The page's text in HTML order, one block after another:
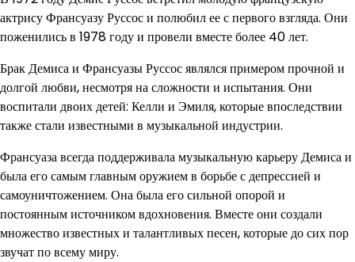
актрису Франсуазу Руссос и полюбил ее с первого взгляда. Они
поженились в 1978 году и провели вместе более 40 лет.
Брак Демиса и Франсуазы Руссос являлся примером прочной и
долгой любви, несмотря на сложности и испытания. Они
воспитали двоих детей: Келли и Эмиля, которые впоследствии
также стали известными в музыкальной индустрии.
Франсуаза всегда поддерживала музыкальную карьеру Демиса и
была его самым главным оружием в борьбе с депрессией и
самоуничтожением. Она была его сильной опорой и
постоянным источником вдохновения. Вместе они создали
множество известных и талантливых песен, которые до сих пор
звучат по всему миру.